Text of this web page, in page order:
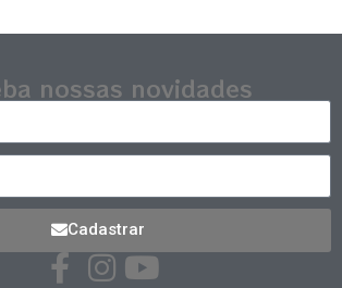
nossas novidades
Cadastrar